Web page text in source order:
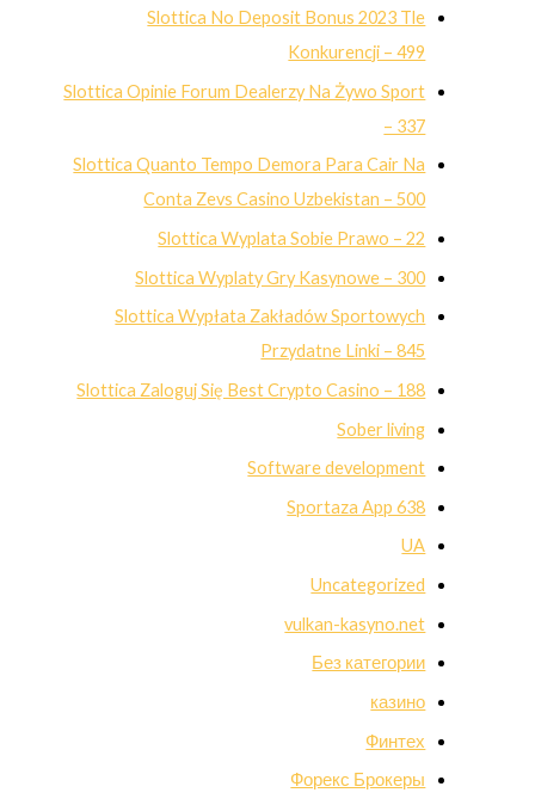
Slottica No Deposit Bonus 2023 Tle
Konkurencji – 499
Slottica Opinie Forum Dealerzy Na Żywo Sport
– 337
Slottica Quanto Tempo Demora Para Cair Na
Conta Zevs Casino Uzbekistan – 500
Slottica Wyplata Sobie Prawo – 22
Slottica Wyplaty Gry Kasynowe – 300
Slottica Wypłata Zakładów Sportowych
Przydatne Linki – 845
Slottica Zaloguj Się Best Crypto Casino – 188
Sober living
Software development
Sportaza App 638
UA
Uncategorized
vulkan-kasyno.net
Без категории
казино
Финтех
Форекс Брокеры